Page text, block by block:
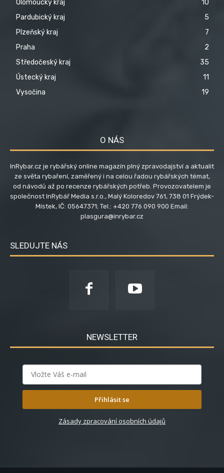
Olomoucký kraj
10
Pardubický kraj
5
Plzeňský kraj
7
Praha
2
Středočeský kraj
35
Ústecký kraj
11
Vysočina
19
O NÁS
InRybar.cz je rybářský online magazín plný zpravodajství a aktualit
ze světa rybaření, zaměřený i na celou řadou rybářských témat,
od návodů až po recenze rybářských potřeb. Provozovatelem je
společnost InRybář Media s.r.o., Malý Koloredov 761, 738 01 Frýdek-
Místek, IČ: 05647371; Tel.: +420 776 090 900 Email:
plasgura@inrybar.cz
SLEDUJTE NÁS
NEWSLETTER
Přihlásit se
Zásady zpracování osobních údajů